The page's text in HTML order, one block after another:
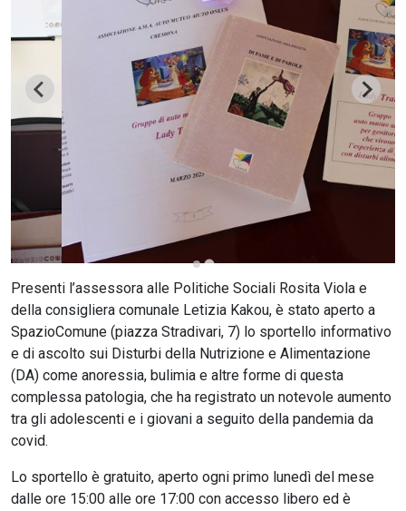
Presenti l’assessora alle Politiche Sociali Rosita Viola e
della consigliera comunale Letizia Kakou, è stato aperto a
SpazioComune (piazza Stradivari, 7) lo sportello informativo
e di ascolto sui Disturbi della Nutrizione e Alimentazione
(DA) come anoressia, bulimia e altre forme di questa
complessa patologia, che ha registrato un notevole aumento
tra gli adolescenti e i giovani a seguito della pandemia da
covid.
Lo sportello è gratuito, aperto ogni primo lunedì del mese
dalle ore 15:00 alle ore 17:00 con accesso libero ed è